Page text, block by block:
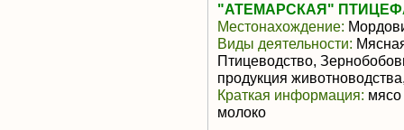
"АТЕМАРСКАЯ"
Местонахождение:
Виды деятельности:
Птицеводство,
продукция
Краткая информация: мясо
молоко